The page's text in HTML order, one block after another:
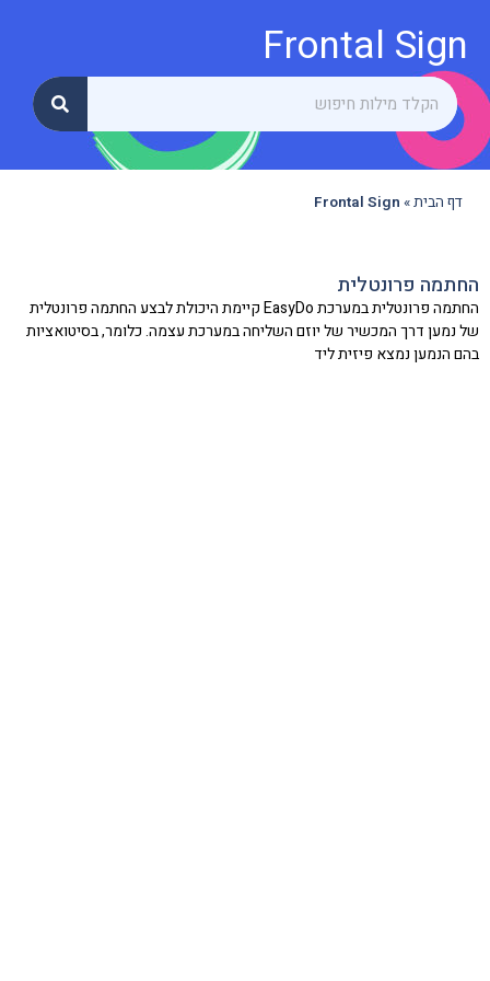
Frontal Sign
דף הבית»
Frontal Sign
החתמה פרונטלית
החתמה פרונטלית במערכת EasyDo קיימת היכולת לבצע החתמה פרונטלית
של נמען דרך המכשיר של יוזם השליחה במערכת עצמה. כלומר, בסיטואציות
בהם הנמען נמצא פיזית ליד